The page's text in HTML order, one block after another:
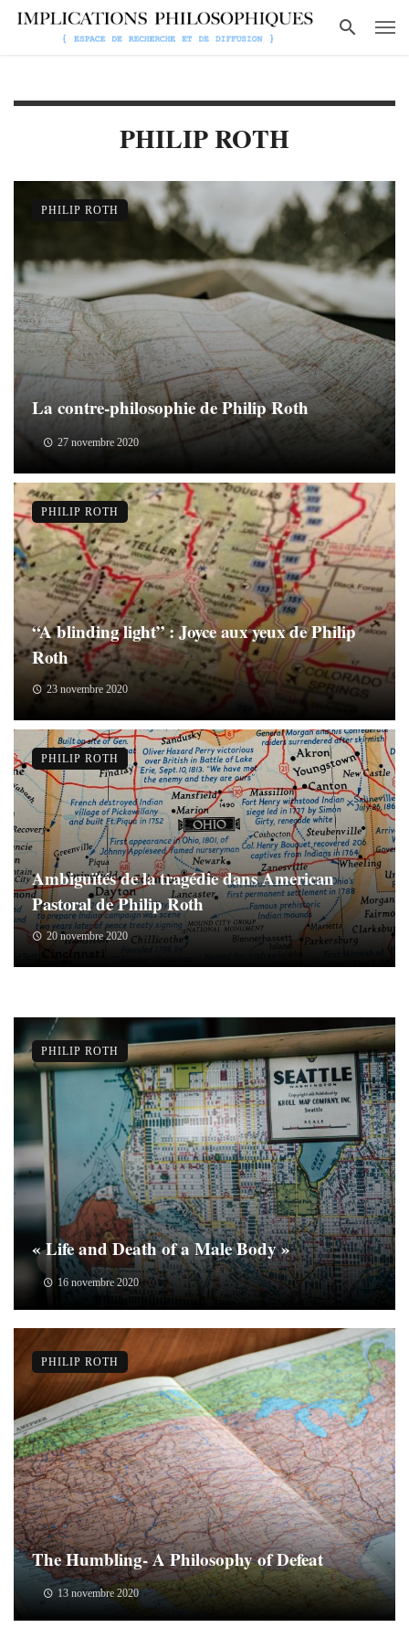
PHILIP ROTH
La contre-philosophie de Philip Roth
27 novembre 2020
PHILIP ROTH
“A blinding light” : Joyce aux yeux de Philip
Roth
23 novembre 2020
PHILIP ROTH
Ambiguïtés de la tragédie dans American
Pastoral de Philip Roth
20 novembre 2020
PHILIP ROTH
« Life and Death of a Male Body »
16 novembre 2020
PHILIP ROTH
The Humbling- A Philosophy of Defeat
13 novembre 2020
PHILIP ROTH